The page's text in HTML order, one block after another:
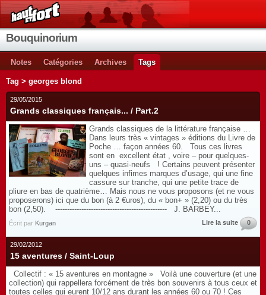
Bouquinorium
Notes Catégories Archives Tags
Tag > georges blond
29/05/2015
Grands classiques français... / Part.2
Grands classiques de la littérature française …
Dans leurs très « vintages » éditions du Livre de
Poche … façon années 60. Tous ces livres
sont en excellent état , voire – pour quelques-
uns – quasi-neufs ! Certains peuvent présenter
quelques infimes marques d’usage, qui une fine
cassure sur tranche, qui une petite trace de
pliure en bas de quatrième… Mais nous ne vous proposons (et ne vous
proposerons) ici que du bon (à 2 €uros), du « bon+ » (2,20) ou du très
bon (2,50). ----------------------------------------------- J. BARBEY...
Écrit par Kurgan Lire la suite 0
29/02/2012
15 aventures / Saint-Loup
Collectif : « 15 aventures en montagne » Voilà une couverture (et une
collection) qui rappellera forcément de très bon souvenirs à tous ceux et
toutes celles qui eurent 10/12 ans durant les années 60 ou 70 ! Ces